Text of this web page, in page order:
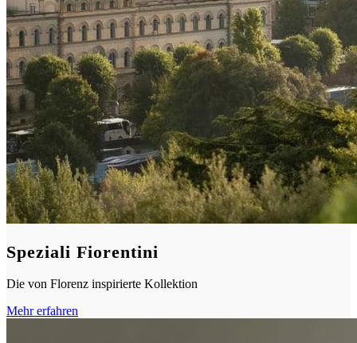
Speziali Fiorentini
Die von Florenz inspirierte Kollektion
Mehr erfahren